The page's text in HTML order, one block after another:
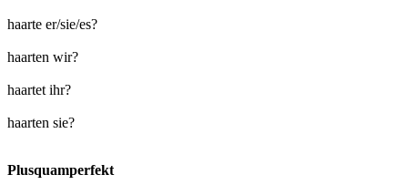
haarte er/sie/es?
haarten wir?
haartet ihr?
haarten sie?
Plusquamperfekt